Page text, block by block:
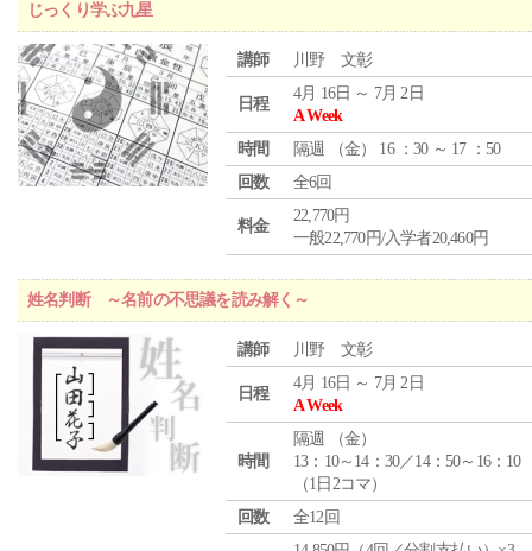
じっくり学ぶ九星
講師 川野 文彰
日程
4月 16日 ～ 7月 2日
A Week
時間
隔週 （金） 16 ：30 ～ 17 ：50
回数
全6回
料金
22,770円
一般22,770円/入学者20,460円
姓名判断 ～名前の不思議を読み解く～
講師 川野 文彰
日程
4月 16日 ～ 7月 2日
A Week
時間
隔週 （金）
13：10～14：30／14：50～16：10
（1日2コマ）
回数
全12回